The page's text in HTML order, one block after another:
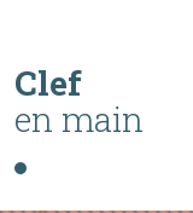
Clef
en main